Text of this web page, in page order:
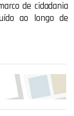
de cidadania
ao longo de